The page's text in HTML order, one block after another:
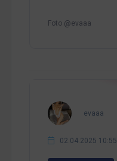
Foto @evaaa
evaaa
02.04.2025 10:55